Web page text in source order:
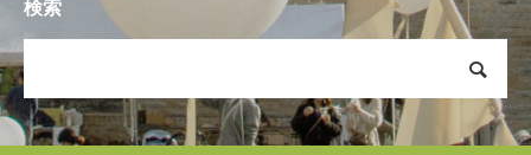
検索